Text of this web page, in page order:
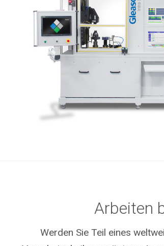
Arbeiten
Werden Sie Teil eines